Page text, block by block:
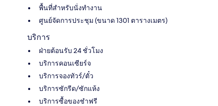
พื้นที่สำหรับนั่งทำงาน
ศูนย์จัดการประชุม (ขนาด 1301 ตารางเมตร)
บริการ
ฝ่ายต้อนรับ 24 ชั่วโมง
บริการคอนเซียร์จ
บริการจองทัวร์/ตั๋ว
บริการซักรีด/ซักแห้ง
บริการซื้อของชำฟรี